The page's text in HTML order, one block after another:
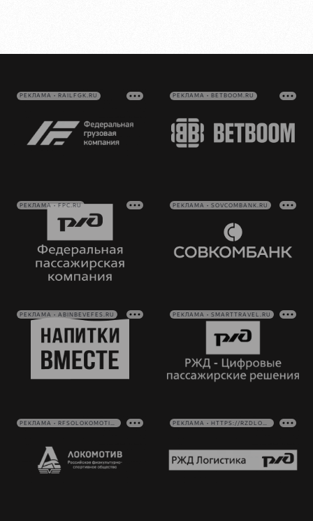
РЕКЛАМА • RAILFGK.RU РЕКЛАМА • BETBOOM.RU
РЕКЛАМА • FPC.RU РЕКЛАМА • SOVCOMBANK.RU
РЕКЛАМА • ABINBEVEFES.RU РЕКЛАМА • SMARTTRAVEL.RU